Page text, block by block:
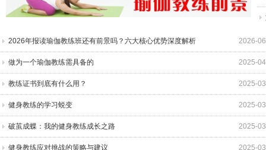
2026年报读瑜伽教练班还有前景吗？六大核心优势深度解析 2026-
做为一个瑜伽教练需具备的 2025-
教练证书到底有什么用？ 2025-
健身教练的学习蜕变 2025-
破茧成蝶：我的健身教练成长之路 2025-
健身教练应对挑战的策略与建议 2025-